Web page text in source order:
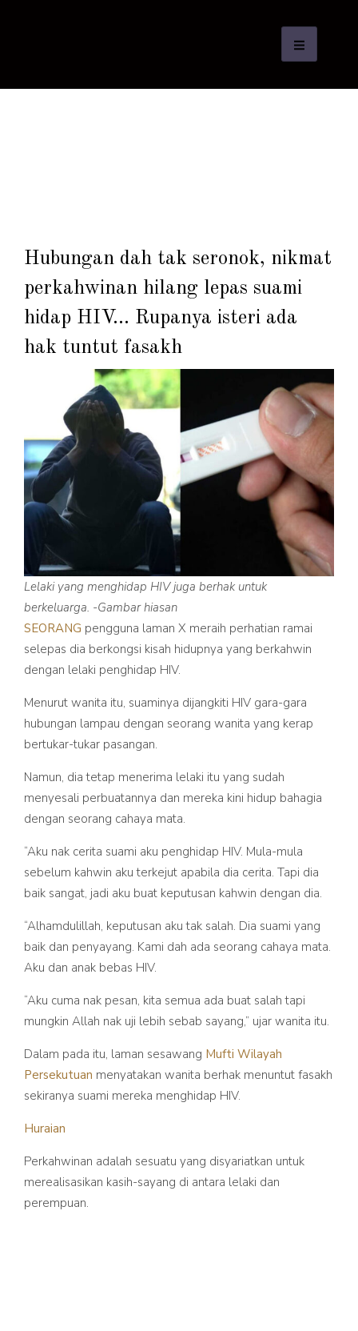
Hubungan dah tak seronok, nikmat
perkahwinan hilang lepas suami
hidap HIV… Rupanya isteri ada
hak tuntut fasakh
Lelaki yang menghidap HIV juga berhak untuk
berkeluarga. -Gambar hiasan
SEORANG pengguna laman X meraih perhatian ramai
selepas dia berkongsi kisah hidupnya yang berkahwin
dengan lelaki penghidap HIV.
Menurut wanita itu, suaminya dijangkiti HIV gara-gara
hubungan lampau dengan seorang wanita yang kerap
bertukar-tukar pasangan.
Namun, dia tetap menerima lelaki itu yang sudah
menyesali perbuatannya dan mereka kini hidup bahagia
dengan seorang cahaya mata.
“Aku nak cerita suami aku penghidap HIV. Mula-mula
sebelum kahwin aku terkejut apabila dia cerita. Tapi dia
baik sangat, jadi aku buat keputusan kahwin dengan dia.
“Alhamdulillah, keputusan aku tak salah. Dia suami yang
baik dan penyayang. Kami dah ada seorang cahaya mata.
Aku dan anak bebas HIV.
“Aku cuma nak pesan, kita semua ada buat salah tapi
mungkin Allah nak uji lebih sebab sayang,” ujar wanita itu.
Dalam pada itu, laman sesawang Mufti Wilayah
Persekutuan menyatakan wanita berhak menuntut fasakh
sekiranya suami mereka menghidap HIV.
Huraian
Perkahwinan adalah sesuatu yang disyariatkan untuk
merealisasikan kasih-sayang di antara lelaki dan
perempuan.